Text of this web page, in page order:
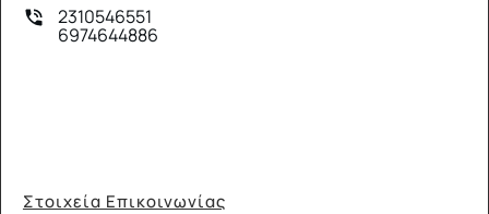
2310546551
6974644886
Στοιχεία Επικοινωνίας